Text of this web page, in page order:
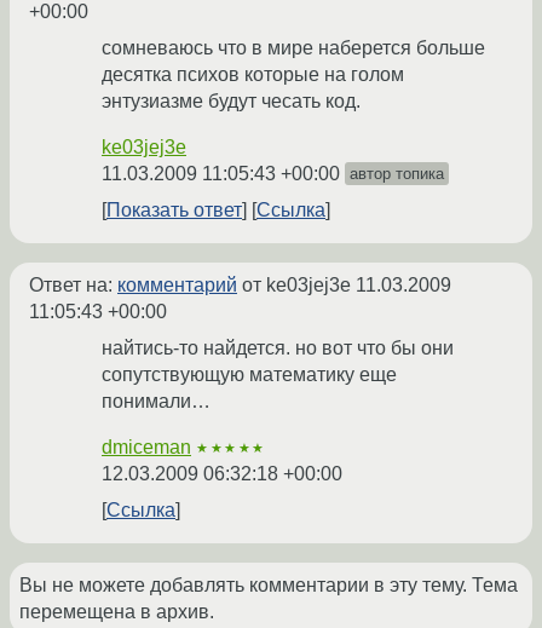
+00:00
сомневаюсь что в мире наберется больше
десятка психов которые на голом
энтузиазме будут чесать код.
ke03jej3e
11.03.2009 11:05:43 +00:00 автор топика
Показать ответ Ссылка
Ответ на: комментарий от ke03jej3e 11.03.2009
11:05:43 +00:00
найтись-то найдется. но вот что бы они
сопутствующую математику еще
понимали…
dmiceman ★★★★★
12.03.2009 06:32:18 +00:00
Ссылка
Вы не можете добавлять комментарии в эту тему. Тема
перемещена в архив.